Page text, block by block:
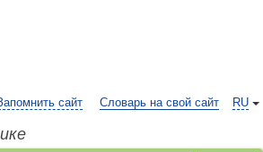
RU
сайт Словарь на свой сайт